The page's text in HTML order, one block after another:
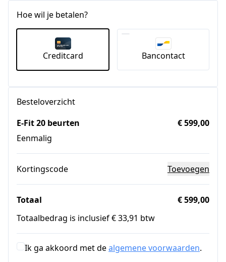
Hoe wil je betalen?
Creditcard Bancontact
Besteloverzicht
E-Fit 20 beurten
Eenmalig
€ 599,00
Kortingscode Toevoegen
Totaal
€ 599,00
Totaalbedrag is inclusief € 33,91 btw
Ik ga akkoord met dealgemene voorwaarden.